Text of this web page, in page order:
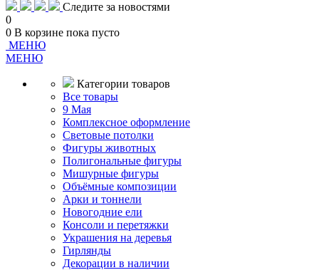
Следите за новостями
0
0 В корзине пока пусто
МЕНЮ
МЕНЮ
Категории товаров
Все товары
9 Мая
Комплексное оформление
Световые потолки
Фигуры животных
Полигональные фигуры
Мишурные фигуры
Объёмные композиции
Арки и тоннели
Новогодние ели
Консоли и перетяжки
Украшения на деревья
Гирлянды
Декорации в наличии